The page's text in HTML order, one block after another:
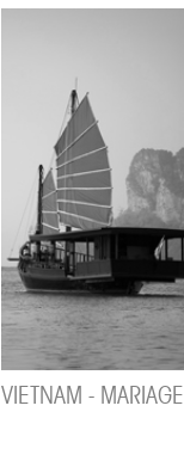
VIETNAM - MARIAGE